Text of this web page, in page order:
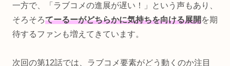
一方で、「ラブコメの進展が遅い！」という声もあり、
そろそろてーるーがどちらかに気持ちを向ける展開を期
待するファンも増えてきています。
次回の第12話では、ラブコメ要素がどう動くのか注目